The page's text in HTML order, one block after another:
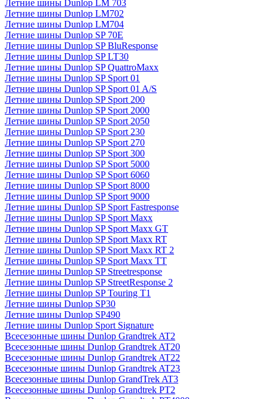
Летние шины Dunlop LM 703
Летние шины Dunlop LM702
Летние шины Dunlop LM704
Летние шины Dunlop SP 70E
Летние шины Dunlop SP BluResponse
Летние шины Dunlop SP LT30
Летние шины Dunlop SP QuattroMaxx
Летние шины Dunlop SP Sport 01
Летние шины Dunlop SP Sport 01 A/S
Летние шины Dunlop SP Sport 200
Летние шины Dunlop SP Sport 2000
Летние шины Dunlop SP Sport 2050
Летние шины Dunlop SP Sport 230
Летние шины Dunlop SP Sport 270
Летние шины Dunlop SP Sport 300
Летние шины Dunlop SP Sport 5000
Летние шины Dunlop SP Sport 6060
Летние шины Dunlop SP Sport 8000
Летние шины Dunlop SP Sport 9000
Летние шины Dunlop SP Sport Fastresponse
Летние шины Dunlop SP Sport Maxx
Летние шины Dunlop SP Sport Maxx GT
Летние шины Dunlop SP Sport Maxx RT
Летние шины Dunlop SP Sport Maxx RT 2
Летние шины Dunlop SP Sport Maxx TT
Летние шины Dunlop SP Streetresponse
Летние шины Dunlop SP StreetResponse 2
Летние шины Dunlop SP Touring T1
Летние шины Dunlop SP30
Летние шины Dunlop SP490
Летние шины Dunlop Sport Signature
Всесезонные шины Dunlop Grandtrek AT2
Всесезонные шины Dunlop Grandtrek AT20
Всесезонные шины Dunlop Grandtrek AT22
Всесезонные шины Dunlop Grandtrek AT23
Всесезонные шины Dunlop GrandTrek AT3
Всесезонные шины Dunlop Grandtrek PT2